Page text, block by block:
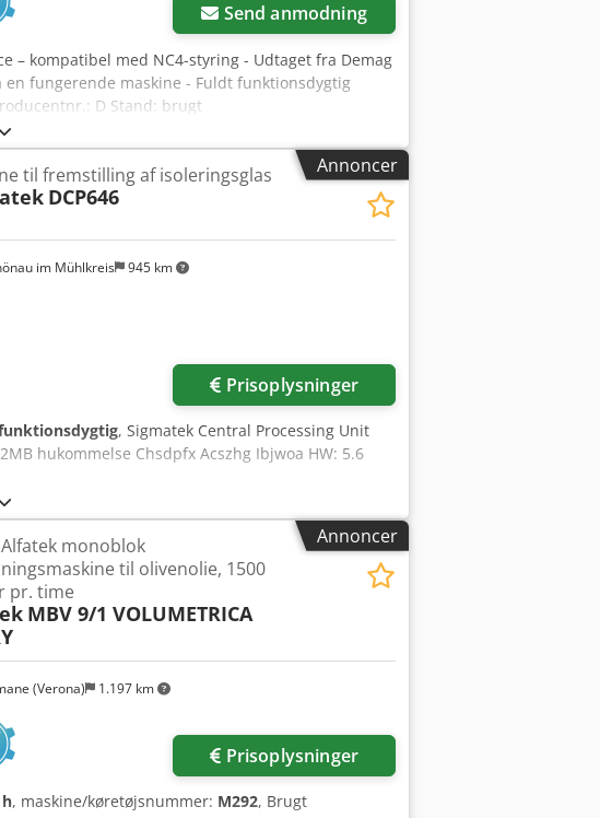
Send anmodning
– kompatibel med NC4-styring - Udtaget fra Demag
en fungerende maskine - Fuldt funktionsdygtig
D Stand: brugt
Annoncer
im Mühlkreis 945 km
til fremstilling af isoleringsglas
DCP646
Prisoplysninger
, Sigmatek Central Processing Unit
hukommelse Chsdpfx Acszhg Ibjwoa HW: 5.6
Annoncer
(Verona) 1.197 km
monoblok
til olivenolie, 1500
pr. time
MBV 9/1 VOLUMETRICA
Prisoplysninger
h, maskine/køretøjsnummer: M292, Brugt